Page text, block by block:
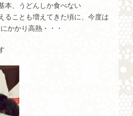
本、うどんしか食べない
ることも増えてきた頃に、今度は
かかり高熱・・・